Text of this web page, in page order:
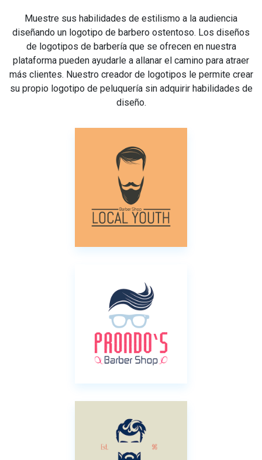
Muestre sus habilidades de estilismo a la audiencia
diseñando un logotipo de barbero ostentoso. Los diseños
de logotipos de barbería que se ofrecen en nuestra
plataforma pueden ayudarle a allanar el camino para atraer
más clientes. Nuestro creador de logotipos le permite crear
su propio logotipo de peluquería sin adquirir habilidades de
diseño.